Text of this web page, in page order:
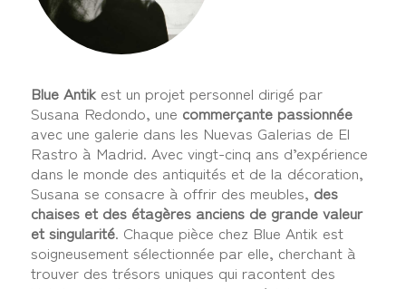
Blue Antikest un projet personnel dirigé par
Susana Redondo, une commerçante passionnée
avec une galerie dans les Nuevas Galerias de El
Rastro à Madrid. Avec vingt-cinq ans d’expérience
dans le monde des antiquités et de la décoration,
Susana se consacre à offrir des meubles, des
chaises et des étagères anciens de grande valeur
et singularité. Chaque pièce chez Blue Antik est
soigneusement sélectionnée par elle, cherchant à
trouver des trésors uniques qui racontent des